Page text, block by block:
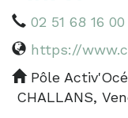
02 51 68 16 00
https://
Pôle
CHALLANS,